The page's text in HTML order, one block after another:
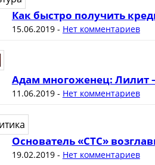
Как быстро получить
15.06.2019- Нет комментариев
Адам многоженец: Лилит
11.06.2019- Нет комментариев
Основатель «СТС»
19.02.2019- Нет комментариев